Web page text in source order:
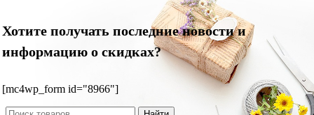
Хотите получать последние новости и
информацию о скидках?
[mc4wp_form id="8966"]